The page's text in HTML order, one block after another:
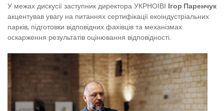
У межах дискусії заступник директора УКРНОІВІ Ігор Паренчук
акцентував увагу на питаннях сертифікації екоіндустріальних
парків, підготовки відповідних фахівців та механізмах
оскарження результатів оцінювання відповідності.